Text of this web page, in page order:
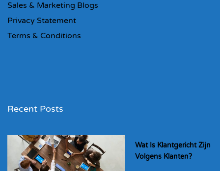
Sales & Marketing Blogs
Privacy Statement
Terms & Conditions
Recent Posts
Wat Is Klantgericht Zijn
Volgens Klanten?